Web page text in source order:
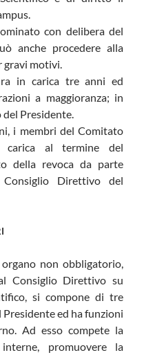
con delibera del
anche procedere alla
gravi motivi.
in carica tre anni ed
a maggioranza; in
Presidente.
i membri del Comitato
carica al termine del
della revoca da parte
Direttivo del
non obbligatorio,
Consiglio Direttivo su
si compone di tre
ed ha funzioni
Ad esso compete la
promuovere la